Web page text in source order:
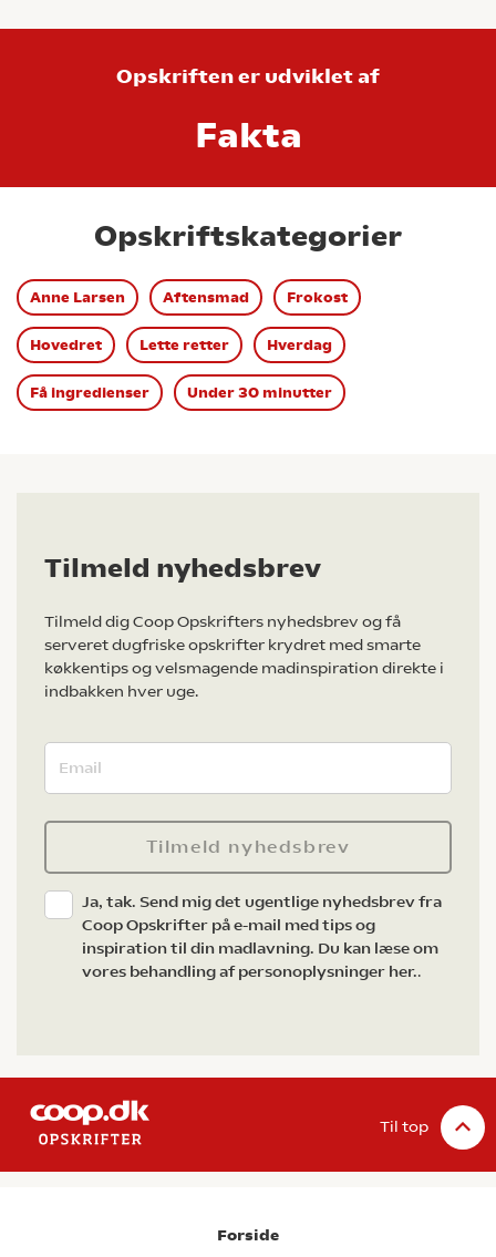
Opskriften er udviklet af
Fakta
Opskriftskategorier
Anne Larsen Aftensmad Frokost
Hovedret Lette retter Hverdag
Få ingredienser Under 30 minutter
Tilmeld nyhedsbrev
Tilmeld dig Coop Opskrifters nyhedsbrev og få
serveret dugfriske opskrifter krydret med smarte
køkkentips og velsmagende madinspiration direkte i
indbakken hver uge.
Tilmeld nyhedsbrev
Ja, tak. Send mig det ugentlige nyhedsbrev fra
Coop Opskrifter på e-mail med tips og
inspiration til din madlavning. Du kan læse om
vores behandling af personoplysninger her..
Til top
Forside